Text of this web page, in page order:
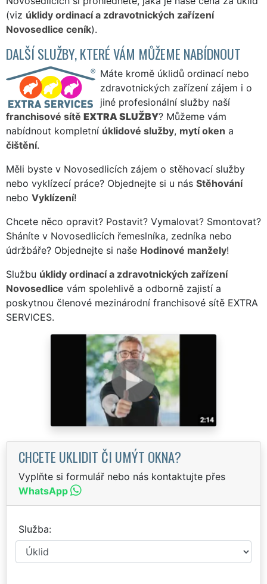
(viz úklidy ordinací a zdravotnických zařízení
Novosedlice ceník).
DALŠÍ SLUŽBY, KTERÉ VÁM MŮŽEME NABÍDNOUT
Máte kromě úklidů ordinací nebo
zdravotnických zařízení zájem i o
jiné profesionální služby naší
franchisové sítě EXTRA SLUŽBY? Můžeme vám
nabídnout kompletní úklidové služby, mytí oken a
čištění.
Měli byste v Novosedlicích zájem o stěhovací služby
nebo vyklízecí práce? Objednejte si u nás Stěhování
nebo Vyklízení!
Chcete něco opravit? Postavit? Vymalovat? Smontovat?
Sháníte v Novosedlicích řemeslníka, zedníka nebo
údržbáře? Objednejte si naše Hodinové manžely!
Službu úklidy ordinací a zdravotnických zařízení
Novosedlice vám spolehlivě a odborně zajistí a
poskytnou členové mezinárodní franchisové sítě EXTRA
SERVICES.
CHCETE UKLIDIT ČI UMÝT OKNA?
Vyplňte si formulář nebo nás kontaktujte přes
WhatsApp
Služba